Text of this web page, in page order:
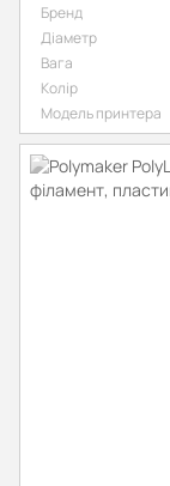
Бренд
Діаметр
Вага
Колір
Модель принтера